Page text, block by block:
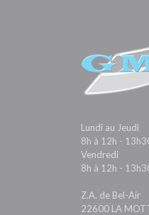
Lundi au Jeudi
8h à 12h -
Vendredi
8h à 12h -
Z.A. de Bel-Air
22600 LA